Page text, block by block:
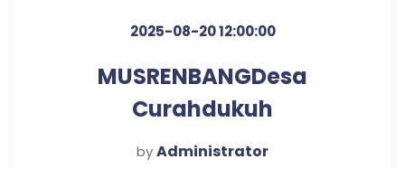
2025-08-20 12:00:00
MUSRENBANGDesa
Curahdukuh
byAdministrator